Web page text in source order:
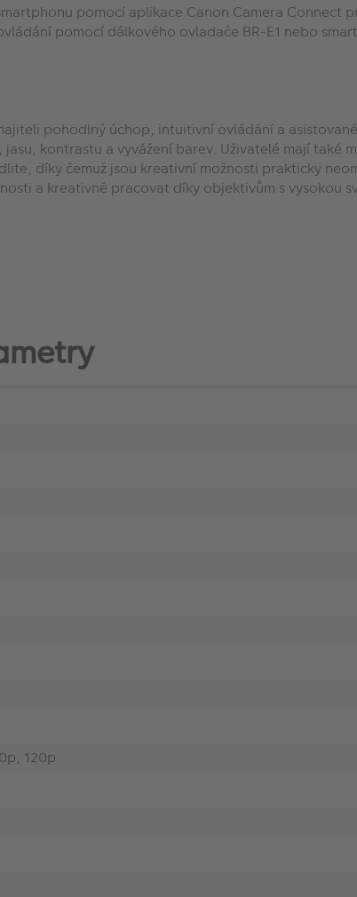
pomocí aplikace Canon Camera Connect
pomocí dálkového ovladače BR-E1 nebo
pohodlný úchop, intuitivní ovládání a
kontrastu a vyvážení barev. Uživatelé mají také
díky čemuž jsou kreativní možnosti prakticky
a kreativně pracovat díky objektivům s vysokou
120p